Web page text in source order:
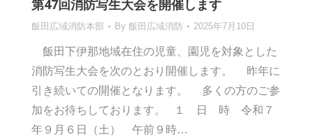
第47回消防写生大会を開催します
飯田広域消防本部 By 飯田広域消防 2025年7月10日
飯田下伊那地域在住の児童、園児を対象とした
消防写生大会を次のとおり開催します。 昨年に
引き続いての開催となります。 多くの方のご参
加をお待ちしております。 １ 日 時 令和７
年９月６日（土） 午前９時…